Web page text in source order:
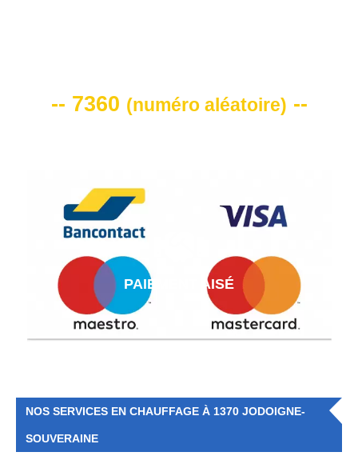
-- 7360 (numéro aléatoire) --
PAIEMENT AISÉ
NOS SERVICES EN CHAUFFAGE À 1370 JODOIGNE-
SOUVERAINE